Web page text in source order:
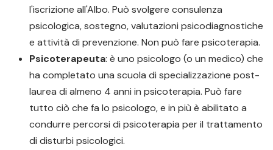
l'iscrizione all'Albo. Può svolgere consulenza
psicologica, sostegno, valutazioni psicodiagnostiche
e attività di prevenzione. Non può fare psicoterapia.
Psicoterapeuta: è uno psicologo (o un medico) che
ha completato una scuola di specializzazione post-
laurea di almeno 4 anni in psicoterapia. Può fare
tutto ciò che fa lo psicologo, e in più è abilitato a
condurre percorsi di psicoterapia per il trattamento
di disturbi psicologici.